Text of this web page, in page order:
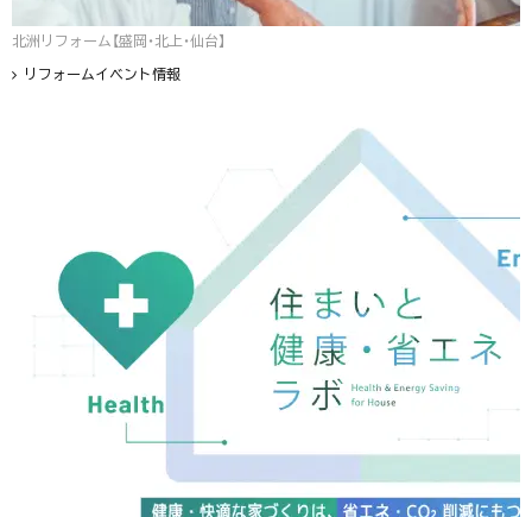
北洲リフォーム【盛岡・北上・仙台】
リフォームイベント情報